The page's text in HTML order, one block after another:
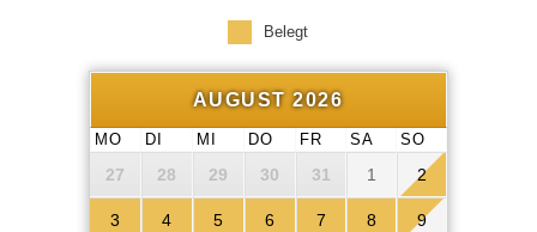
Belegt
AUGUST 2026
MO DI MI DO FR SA SO
27 28 29 30 31 1 2
3 4 5 6 7 8 9